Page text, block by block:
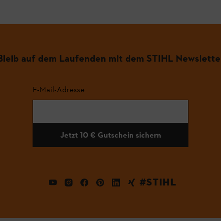
auf dem Laufenden mit dem STIHL
E-Mail-Adresse
Jetzt 10 € Gutschein sichern
#STIHL